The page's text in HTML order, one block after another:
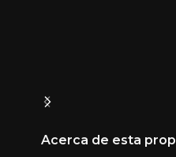
Acerca de esta